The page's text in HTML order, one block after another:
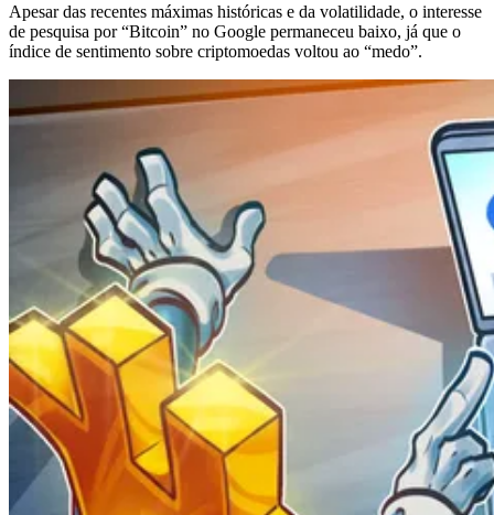
Apesar das recentes máximas históricas e da volatilidade, o interesse
de pesquisa por “Bitcoin” no Google permaneceu baixo, já que o
índice de sentimento sobre criptomoedas voltou ao “medo”.